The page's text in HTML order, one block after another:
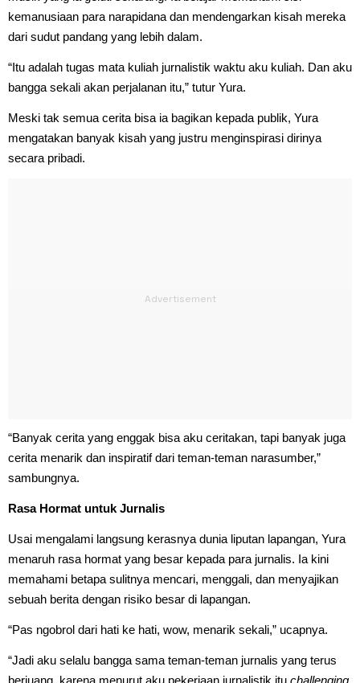
kemanusiaan para narapidana dan mendengarkan kisah mereka
dari sudut pandang yang lebih dalam.
“Itu adalah tugas mata kuliah jurnalistik waktu aku kuliah. Dan aku
bangga sekali akan perjalanan itu,” tutur Yura.
Meski tak semua cerita bisa ia bagikan kepada publik, Yura
mengatakan banyak kisah yang justru menginspirasi dirinya
secara pribadi.
“Banyak cerita yang enggak bisa aku ceritakan, tapi banyak juga
cerita menarik dan inspiratif dari teman-teman narasumber,”
sambungnya.
Rasa Hormat untuk Jurnalis
Usai mengalami langsung kerasnya dunia liputan lapangan, Yura
menaruh rasa hormat yang besar kepada para jurnalis. Ia kini
memahami betapa sulitnya mencari, menggali, dan menyajikan
sebuah berita dengan risiko besar di lapangan.
“Pas ngobrol dari hati ke hati, wow, menarik sekali,” ucapnya.
“Jadi aku selalu bangga sama teman-teman jurnalis yang terus
berjuang, karena menurut aku pekerjaan jurnalistik itu challenging